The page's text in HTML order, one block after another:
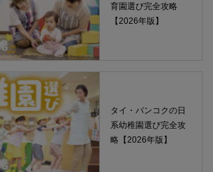
育園選び完全攻略
【2026年版】
タイ・バンコクの日
系幼稚園選び完全攻
略【2026年版】